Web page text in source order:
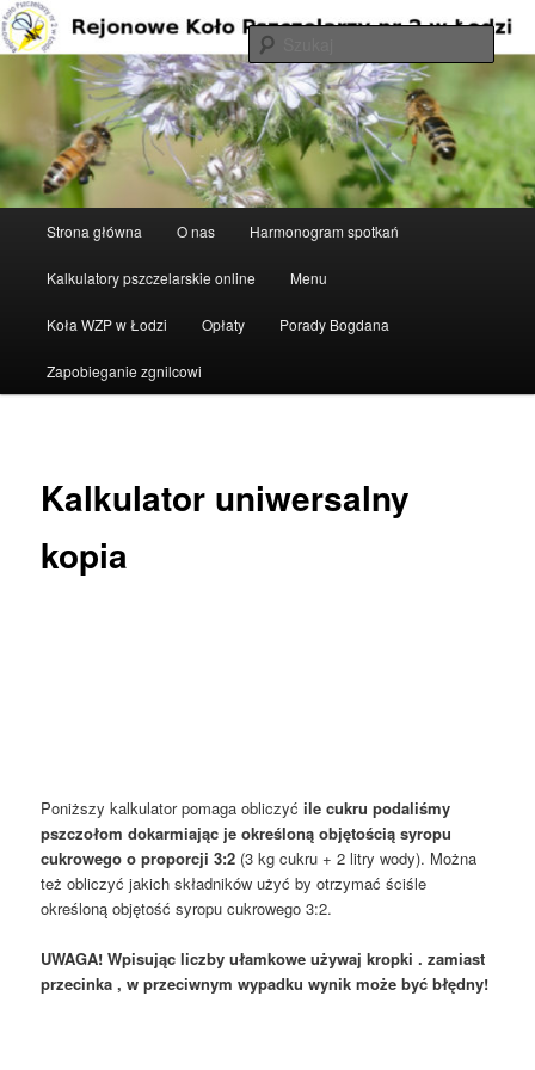
Przeskocz
do
tekstu
Rejonowe Koło Pszczelarzy nr 2 w
Łodzi
Strona główna O nas Harmonogram spotkań
Kalkulatory pszczelarskie online Menu
Koła WZP w Łodzi Opłaty Porady Bogdana
Zapobieganie zgnilcowi
Kalkulator uniwersalny
kopia
Poniższy kalkulator pomaga obliczyćile cukru podaliśmy
pszczołom dokarmiając je określoną objętością syropu
cukrowego o proporcji 3:2 (3 kg cukru + 2 litry wody). Można
też obliczyć jakich składników użyć by otrzymać ściśle
określoną objętość syropu cukrowego 3:2.
UWAGA! Wpisując liczby ułamkowe używaj kropki . zamiast
przecinka , w przeciwnym wypadku wynik może być błędny!